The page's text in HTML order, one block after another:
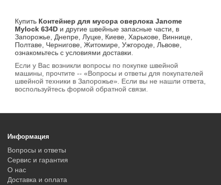
Купить Контейнер для мусора оверлока Janome
Mylock 634D и другие швейные запасные части, в
Запорожье, Днепре, Луцке, Киеве, Харькове, Виннице,
Полтаве, Чернигове, Житомире, Ужгороде, Львове,
ознакомьтесь с условиями доставки.
Если у Вас возникли вопросы по покупке швейной
машины, прочтите -- «Вопросы и ответы для покупателей
швейной техники в Запорожье». Если вы не нашли ответа,
воспользуйтесь формой обратной связи.
Информация
Вопросы и ответы
Сервис и гарантия
О нас
Доставка и оплата